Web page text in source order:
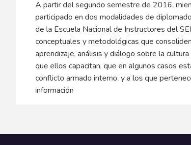
A partir del segundo semestre de 2016,
participado en dos modalidades de
de la Escuela Nacional de Instructores del
conceptuales y metodológicas que
aprendizaje, análisis y diálogo sobre la
que ellos capacitan, que en algunos casos
conflicto armado interno, y a los que
información